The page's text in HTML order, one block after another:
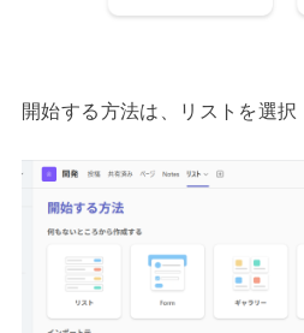
開始する方法は、リストを選択